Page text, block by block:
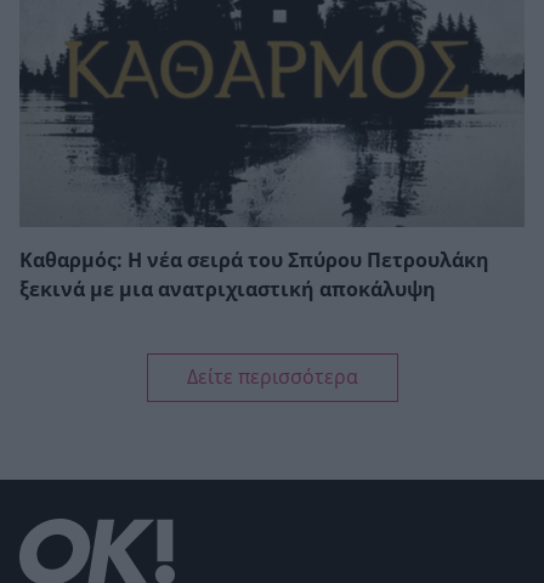
Καθαρμός: Η νέα σειρά του Σπύρου Πετρουλάκη
ξεκινά με μια ανατριχιαστική αποκάλυψη
Δείτε περισσότερα